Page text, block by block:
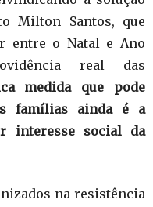
Milton Santos, que
entre o Natal e Ano
real das
medida que pode
famílias ainda é a
interesse social da
na resistência